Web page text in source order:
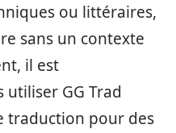
ou littéraires,
sans un contexte
il est
GG Trad
traduction pour des